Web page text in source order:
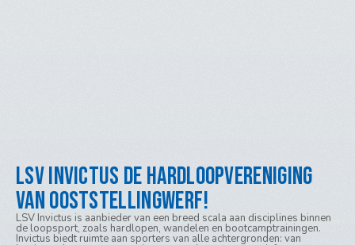
LSV Invictus de hardloopvereniging
van Ooststellingwerf!
LSV Invictus is aanbieder van een breed scala aan disciplines binnen
de loopsport, zoals hardlopen, wandelen en bootcamptrainingen.
Invictus biedt ruimte aan sporters van alle achtergronden: van